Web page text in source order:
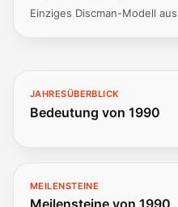
Einziges Discman-Modell
JAHRESÜBERBLICK
Bedeutung von 1990
MEILENSTEINE